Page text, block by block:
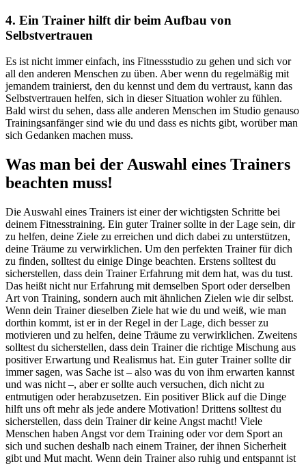
4. Ein Trainer hilft dir beim Aufbau von
Selbstvertrauen
Es ist nicht immer einfach, ins Fitnessstudio zu gehen und sich vor
all den anderen Menschen zu üben. Aber wenn du regelmäßig mit
jemandem trainierst, den du kennst und dem du vertraust, kann das
Selbstvertrauen helfen, sich in dieser Situation wohler zu fühlen.
Bald wirst du sehen, dass alle anderen Menschen im Studio genauso
Trainingsanfänger sind wie du und dass es nichts gibt, worüber man
sich Gedanken machen muss.
Was man bei der Auswahl eines Trainers
beachten muss!
Die Auswahl eines Trainers ist einer der wichtigsten Schritte bei
deinem Fitnesstraining. Ein guter Trainer sollte in der Lage sein, dir
zu helfen, deine Ziele zu erreichen und dich dabei zu unterstützen,
deine Träume zu verwirklichen. Um den perfekten Trainer für dich
zu finden, solltest du einige Dinge beachten. Erstens solltest du
sicherstellen, dass dein Trainer Erfahrung mit dem hat, was du tust.
Das heißt nicht nur Erfahrung mit demselben Sport oder derselben
Art von Training, sondern auch mit ähnlichen Zielen wie dir selbst.
Wenn dein Trainer dieselben Ziele hat wie du und weiß, wie man
dorthin kommt, ist er in der Regel in der Lage, dich besser zu
motivieren und zu helfen, deine Träume zu verwirklichen. Zweitens
solltest du sicherstellen, dass dein Trainer die richtige Mischung aus
positiver Erwartung und Realismus hat. Ein guter Trainer sollte dir
immer sagen, was Sache ist – also was du von ihm erwarten kannst
und was nicht –, aber er sollte auch versuchen, dich nicht zu
entmutigen oder herabzusetzen. Ein positiver Blick auf die Dinge
hilft uns oft mehr als jede andere Motivation! Drittens solltest du
sicherstellen, dass dein Trainer dir keine Angst macht! Viele
Menschen haben Angst vor dem Training oder vor dem Sport an
sich und suchen deshalb nach einem Trainer, der ihnen Sicherheit
gibt und Mut macht. Wenn dein Trainer also ruhig und entspannt ist